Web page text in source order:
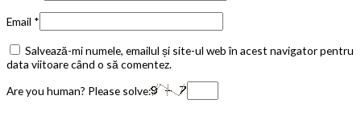
Email *
Salvează-mi numele, emailul și site-ul web în acest navigator pentru
data viitoare când o să comentez.
Are you human? Please solve: